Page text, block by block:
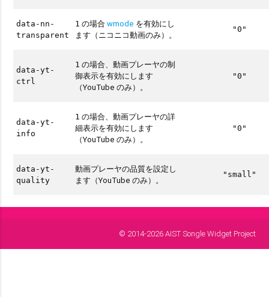
data-nn-
transparent
1 の場合wmode を有効にし
ます（ニコニコ動画のみ）。
"0"
data-yt-
ctrl
1 の場合、動画プレーヤの制
御表示を有効にします
（YouTube のみ）。
"0"
data-yt-
info
1 の場合、動画プレーヤの詳
細表示を有効にします
（YouTube のみ）。
"0"
data-yt-
quality
動画プレーヤの品質を設定し
ます（YouTube のみ）。
"small"
© 2014-2026 AIST Songle Widget Project